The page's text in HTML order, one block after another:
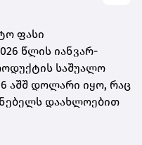
ფასი
წლის იანვარ-
საშუალო
აშშ დოლარი იყო, რაც
დაახლოებით